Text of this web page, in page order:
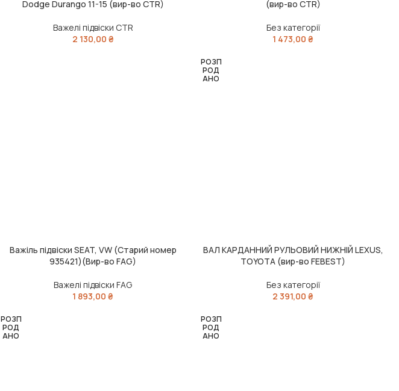
Dodge Durango 11-15 (вир-во CTR)
Важелі підвіски CTR
2 130,00 ₴
(вир-во CTR)
Без категорії
1 473,00₴
ДОДАТИ В КОШИК
Важіль підвіски SEAT, VW (Старий номер
935421)(Вир-во FAG)
Важелі підвіски FAG
1 893,00₴
РОЗП
РОД
АНО
ЧИТАТИ ДАЛІ
ВАЛ КАРДАННИЙ РУЛЬОВИЙ НИЖНІЙ LEXUS,
TOYOTA (вир-во FEBEST)
Без категорії
2 391,00₴
РОЗП
РОД
АНО
РОЗП
РОД
АНО